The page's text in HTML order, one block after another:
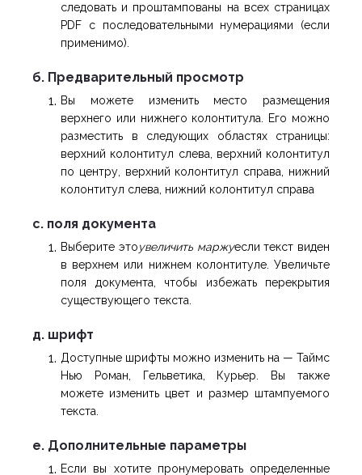
следовать и проштампованы на всех страницах
PDF с последовательными нумерациями (если
применимо).
б. Предварительный просмотр
Вы можете изменить место размещения
верхнего или нижнего колонтитула. Его можно
разместить в следующих областях страницы:
верхний колонтитул слева, верхний колонтитул
по центру, верхний колонтитул справа, нижний
колонтитул слева, нижний колонтитул справа
с. поля документа
Выберите этоувеличить маржуесли текст виден
в верхнем или нижнем колонтитуле. Увеличьте
поля документа, чтобы избежать перекрытия
существующего текста.
д. шрифт
Доступные шрифты можно изменить на — Таймс
Нью Роман, Гельветика, Курьер. Вы также
можете изменить цвет и размер штампуемого
текста.
е. Дополнительные параметры
Если вы хотите пронумеровать определенные